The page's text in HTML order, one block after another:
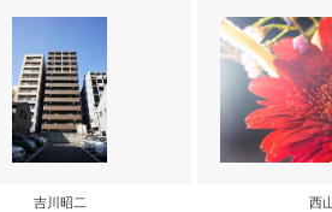
吉川昭二 西